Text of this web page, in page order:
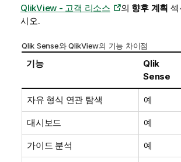
QlikView - 고객 리소스
의 향후 계획 섹
시오.
Qlik Sense와QlikView의 기능 차이점
기능
Qlik
Sense
자유 형식 연관 탐색 예
대시보드 예
가이드 분석 예